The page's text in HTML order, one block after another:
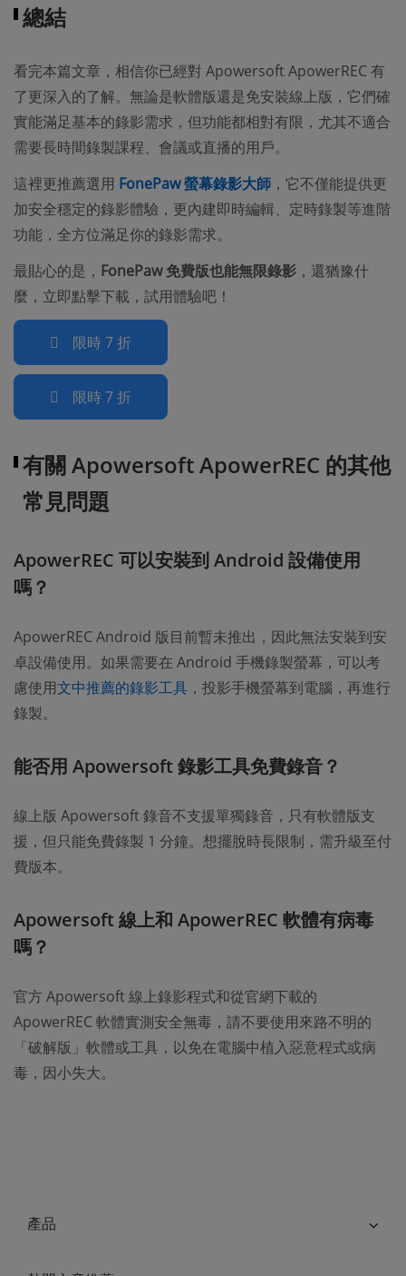
總結
看完本篇文章，相信你已經對 Apowersoft ApowerREC 有
了更深入的了解。無論是軟體版還是免安裝線上版，它們確
實能滿足基本的錄影需求，但功能都相對有限，尤其不適合
需要長時間錄製課程、會議或直播的用戶。
這裡更推薦選用 FonePaw 螢幕錄影大師 ，它不僅能提供更
加安全穩定的錄影體驗，更內建即時編輯、定時錄製等進階
功能，全方位滿足你的錄影需求。
最貼心的是， FonePaw 免費版也能無限錄影 ，還猶豫什
麼，立即點擊下載，試用體驗吧！
限時 7 折
限時 7 折
有關 Apowersoft ApowerREC 的其他
常見問題
ApowerREC 可以安裝到 Android 設備使用
嗎？
ApowerREC Android 版目前暫未推出，因此無法安裝到安
卓設備使用。如果需要在 Android 手機錄製螢幕，可以考
慮使用文中推薦的錄影工具 ，投影手機螢幕到電腦，再進行
錄製。
能否用 Apowersoft 錄影工具免費錄音？
線上版 Apowersoft 錄音不支援單獨錄音，只有軟體版支
援，但只能免費錄製 1 分鐘。想擺脫時長限制，需升級至付
費版本。
Apowersoft 線上和 ApowerREC 軟體有病毒
嗎？
官方 Apowersoft 線上錄影程式和從官網下載的
ApowerREC 軟體實測安全無毒，請不要使用來路不明的
「破解版」軟體或工具，以免在電腦中植入惡意程式或病
毒，因小失大。
產品